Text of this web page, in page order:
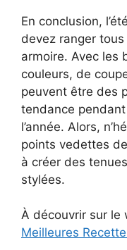
En conclusion,
devez ranger
armoire. Avec les
couleurs, de
peuvent être des
tendance
l’année. Alors,
points vedettes
à créer des
stylées.
À découvrir sur le
Meilleures